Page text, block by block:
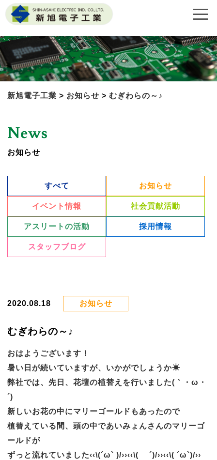
新旭電子工業 > お知らせ > むぎわらの～♪
News
お知らせ
すべて お知らせ
イベント情報 社会貢献活動
アスリートの活動 採用情報
スタッフブログ
2020.08.18 お知らせ
むぎわらの～♪
おはようございます！
暑い日が続いていますが、いかがでしょうか☀
弊社では、先日、花壇の植替えを行いました(｀・ω・
´)
新しいお花の中にマリーゴールドもあったので
植替えている間、頭の中であいみょんさんのマリーゴ
ールドが
ずっと流れていました‹‹\(´ω` )/››‹‹\( ´)/››‹‹\( ´ω`)/››